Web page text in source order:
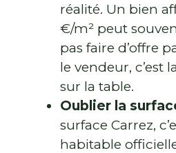
réalité. Un bien
€/m² peut
pas faire d’offre
le vendeur, c’est
sur la table.
Oublier la
surface Carrez,
habitable